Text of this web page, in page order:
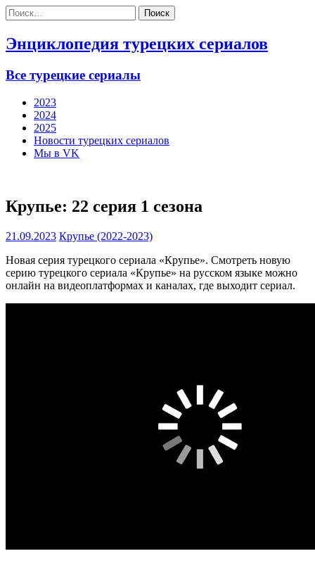
Найти:
Энциклопедия турецких сериалов
Все турецкие сериалы
2023
2024
2025
Новости турецких сериалов
Мы в VK
Крупье: 22 серия 1 сезона
21.09.2023 Крупье (2022-2023)
Новая серия турецкого сериала «Крупье». Смотреть новую
серию турецкого сериала «Крупье» на русском языке можно
онлайн на видеоплатформах и каналах, где выходит сериал.